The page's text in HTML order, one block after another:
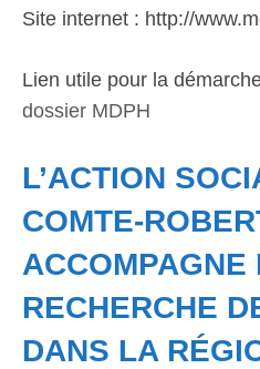
Site internet : http://
Lien utile pour la
dossier MDPH
L’ACTION
COMTE-
ACCOMPAGNE
RECHERCHE
DANS LA